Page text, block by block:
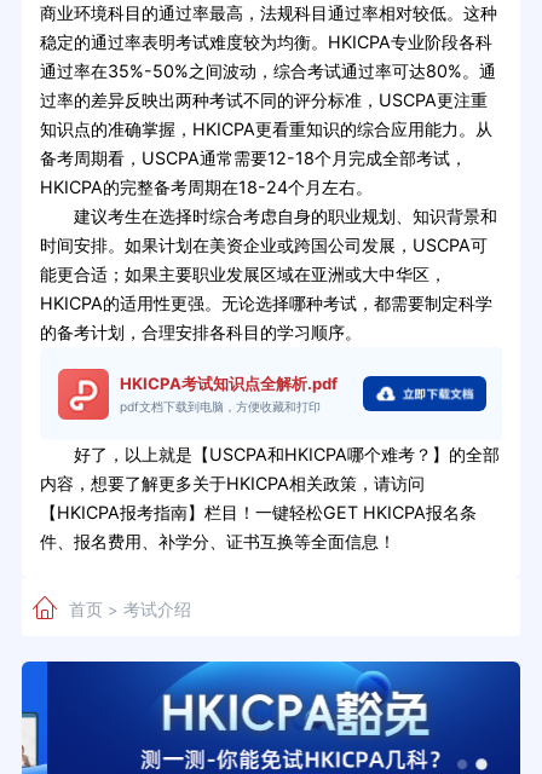
商业环境科目的通过率最高，法规科目通过率相对较低。这种
稳定的通过率表明考试难度较为均衡。HKICPA专业阶段各科
通过率在35%-50%之间波动，综合考试通过率可达80%。通
过率的差异反映出两种考试不同的评分标准，USCPA更注重
知识点的准确掌握，HKICPA更看重知识的综合应用能力。从
备考周期看，USCPA通常需要12-18个月完成全部考试，
HKICPA的完整备考周期在18-24个月左右。
建议考生在选择时综合考虑自身的职业规划、知识背景和
时间安排。如果计划在美资企业或跨国公司发展，USCPA可
能更合适；如果主要职业发展区域在亚洲或大中华区，
HKICPA的适用性更强。无论选择哪种考试，都需要制定科学
的备考计划，合理安排各科目的学习顺序。
HKICPA考试知识点全解析.pdf
pdf文档下载到电脑，方便收藏和打印
好了，以上就是【USCPA和HKICPA哪个难考？】的全部
内容，想要了解更多关于HKICPA相关政策，请访问
【HKICPA报考指南】栏目！一键轻松GET HKICPA报名条
件、报名费用、补学分、证书互换等全面信息！
首页> 考试介绍